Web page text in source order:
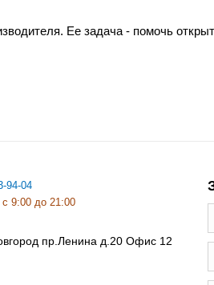
Ее задача - помочь
94-04
9:00 до 21:00
пр.Ленина д.20 Офис 12